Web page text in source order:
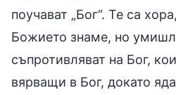
поучават „Бог“. Те са
Божието знаме, но
съпротивляват на Бог,
вярващи в Бог, докато